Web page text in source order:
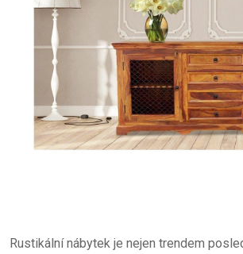
Rustikální nábytek je nejen trendem